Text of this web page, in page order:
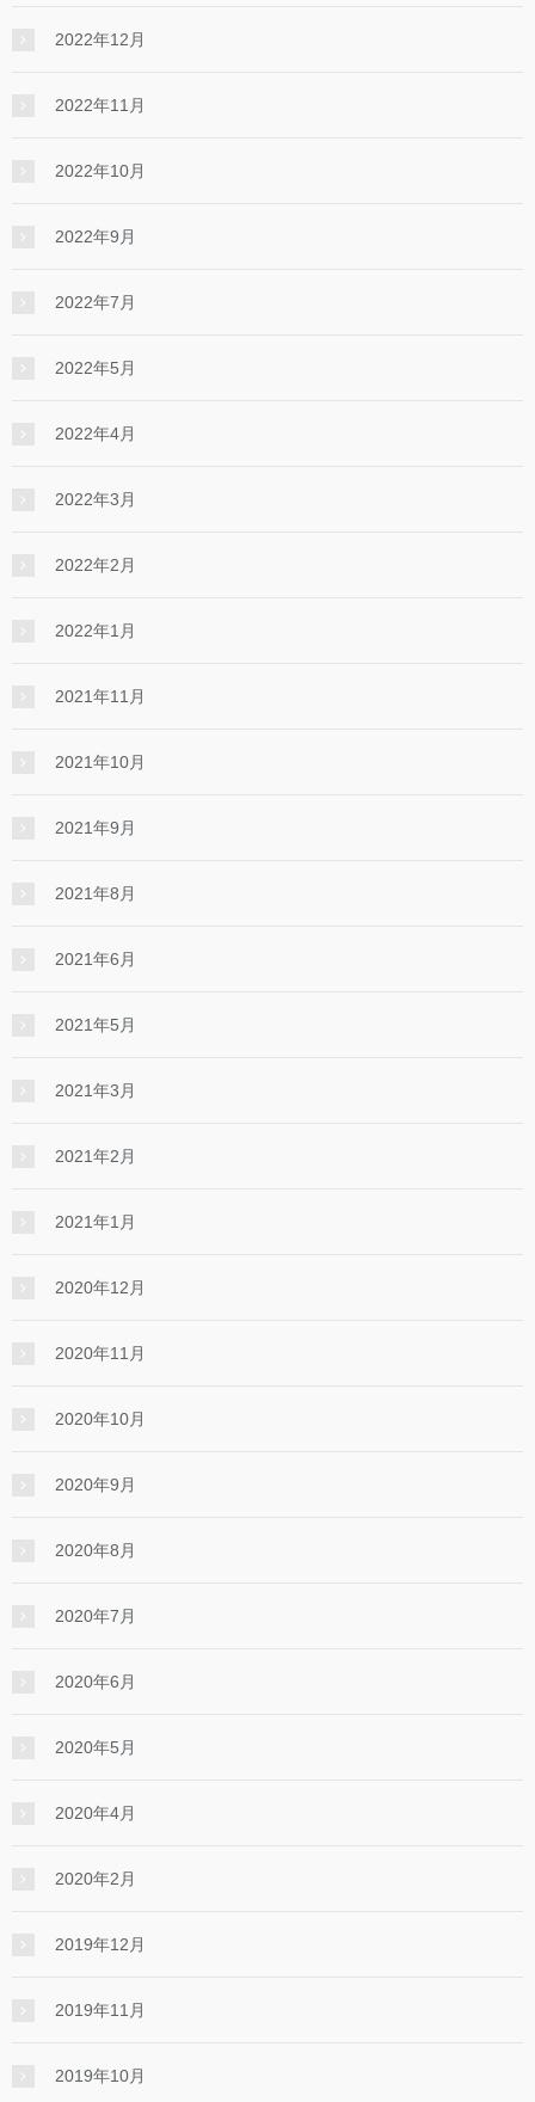
2022年12月
2022年11月
2022年10月
2022年9月
2022年7月
2022年5月
2022年4月
2022年3月
2022年2月
2022年1月
2021年11月
2021年10月
2021年9月
2021年8月
2021年6月
2021年5月
2021年3月
2021年2月
2021年1月
2020年12月
2020年11月
2020年10月
2020年9月
2020年8月
2020年7月
2020年6月
2020年5月
2020年4月
2020年2月
2019年12月
2019年11月
2019年10月